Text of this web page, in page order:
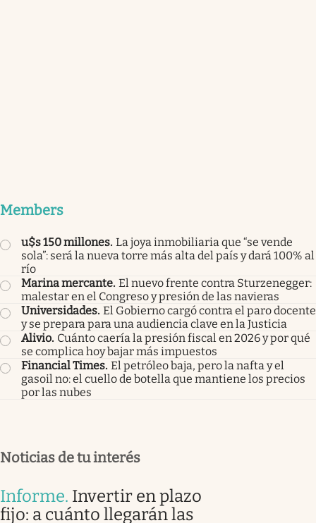
Members
u$s 150 millones. La joya inmobiliaria que “se vende
sola”: será la nueva torre más alta del país y dará 100% al
río
Marina mercante. El nuevo frente contra Sturzenegger:
malestar en el Congreso y presión de las navieras
Universidades. El Gobierno cargó contra el paro docente
y se prepara para una audiencia clave en la Justicia
Alivio. Cuánto caería la presión fiscal en 2026 y por qué
se complica hoy bajar más impuestos
Financial Times. El petróleo baja, pero la nafta y el
gasoil no: el cuello de botella que mantiene los precios
por las nubes
Noticias de tu interés
Informe. Invertir en plazo
fijo: a cuánto llegarán las